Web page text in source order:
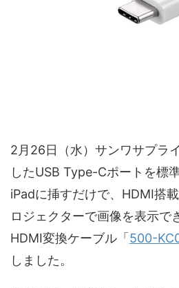
2月26日（水）サンワサプラ
したUSB Type-Cポートを標
iPadに挿すだけで、HDMI搭
ロジェクターで画像を表示で
HDMI変換ケーブル「 500-
しました。